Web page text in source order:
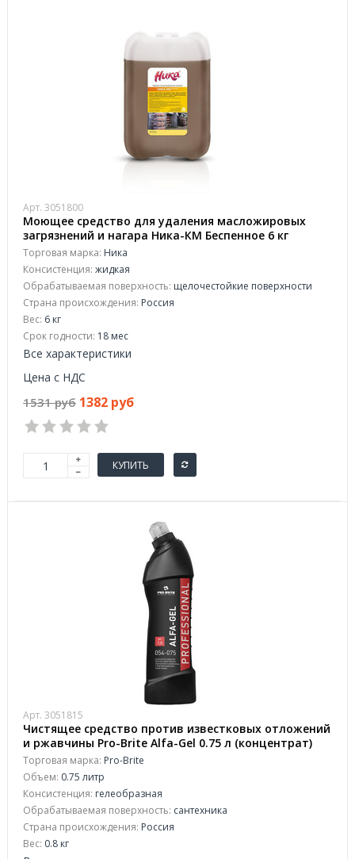
Арт. 3051800
Моющее средство для удаления масложировых
загрязнений и нагара Ника-КМ Беспенное 6 кг
(концентрат)
Торговая марка: Ника
Консистенция: жидкая
Обрабатываемая поверхность: щелочестойкие поверхности
Страна происхождения: Россия
Вес: 6 кг
Срок годности: 18 мес
Все характеристики
Цена с НДС
1531 руб 1382 руб
КУПИТЬ
Арт. 3051815
Чистящее средство против известковых отложений
и ржавчины Pro-Brite Alfa-Gel 0.75 л (концентрат)
Торговая марка: Pro-Brite
Объем: 0.75 литр
Консистенция: гелеобразная
Обрабатываемая поверхность: сантехника
Страна происхождения: Россия
Вес: 0.8 кг